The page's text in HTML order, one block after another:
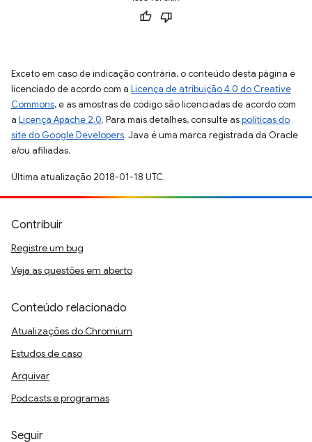
Exceto em caso de indicação contrária, o conteúdo desta página é
licenciado de acordo com a Licença de atribuição 4.0 do Creative
Commons, e as amostras de código são licenciadas de acordo com
a Licença Apache 2.0. Para mais detalhes, consulte aspolíticas do
site do Google Developers. Java é uma marca registrada da Oracle
e/ou afiliadas.
Última atualização 2018-01-18 UTC.
Contribuir
Registre um bug
Veja as questões em aberto
Conteúdo relacionado
Atualizações do Chromium
Estudos de caso
Arquivar
Podcasts e programas
Seguir